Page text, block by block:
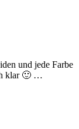
und jede Farbe
klar 🙂 …